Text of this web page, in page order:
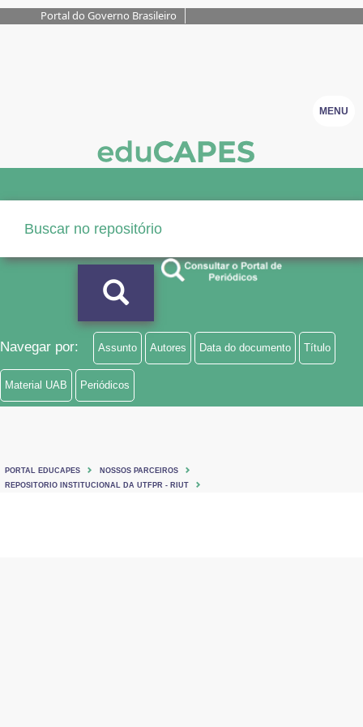
Portal do Governo Brasileiro
MENU
Navegar por: Assunto Autores Data do documento Título
Material UAB Periódicos
PORTAL EDUCAPES
NOSSOS PARCEIROS
REPOSITORIO INSTITUCIONAL DA UTFPR - RIUT